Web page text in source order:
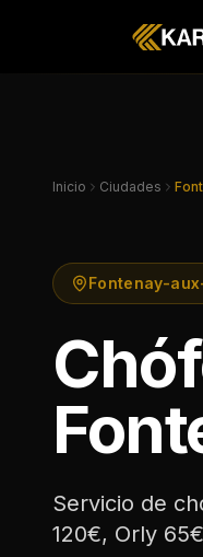
Inicio Ciudades
Fontenay-
Servicio de
120€, Orly